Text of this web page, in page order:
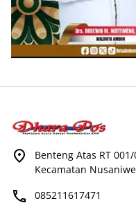
Benteng Atas RT
Kecamatan
085211617471